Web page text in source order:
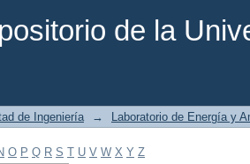
de la
de Ingeniería → Laboratorio de Energía y
O P Q R S T U V W X Y Z